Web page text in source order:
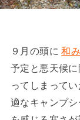
９月の頭に和
予定と悪天候
ってしまって
適なキャンプ